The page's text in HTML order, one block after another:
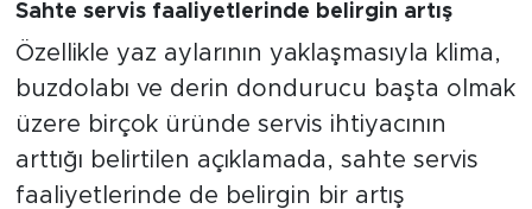
Sahte servis faaliyetlerinde belirgin artış
Özellikle yaz aylarının yaklaşmasıyla klima,
buzdolabı ve derin dondurucu başta olmak
üzere birçok üründe servis ihtiyacının
arttığı belirtilen açıklamada, sahte servis
faaliyetlerinde de belirgin bir artış